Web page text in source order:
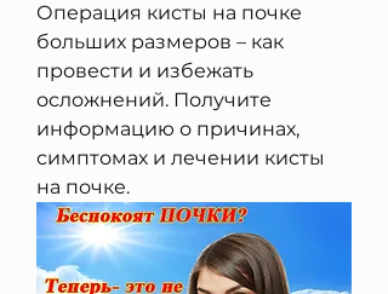
Операция кисты на почке
больших размеров – как
провести и избежать
осложнений. Получите
информацию о причинах,
симптомах и лечении кисты
на почке.